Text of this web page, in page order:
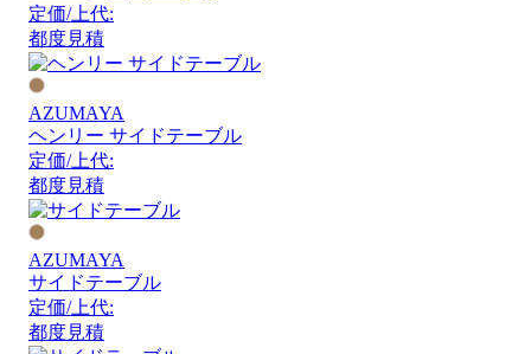
定価/上代:
都度見積
AZUMAYA
ヘンリー サイドテーブル
定価/上代:
都度見積
AZUMAYA
サイドテーブル
定価/上代:
都度見積